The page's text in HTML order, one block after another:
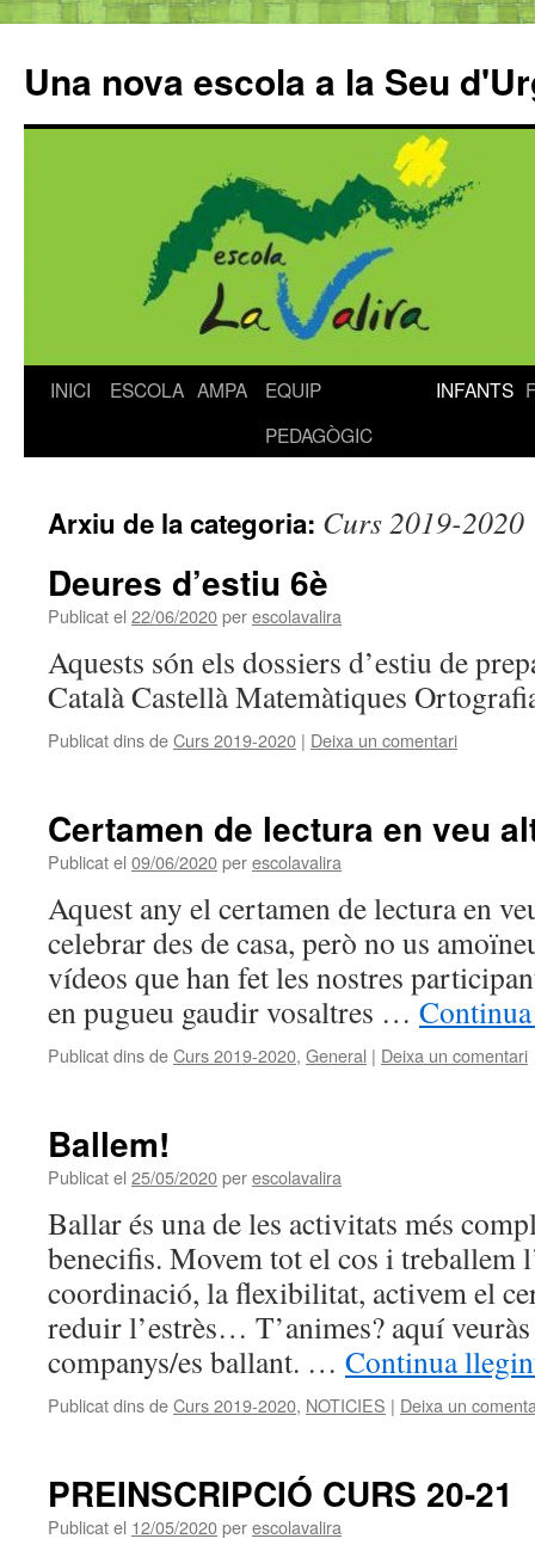
Una nova escola a la Seu
Vés
INICI ESCOLA AMPA
EQUIP
PEDAGÒGIC
INFANTS
Arxiu de la categoria: Curs 2019-2020
Deures d’estiu 6è
Publicat el 22/06/2020perescolavalira
Aquests són els dossiers d’estiu de
Català Castellà Matemàtiques
Publicat dins deCurs 2019-2020 | Deixa un comentari
Certamen de lectura en veu
Publicat el 09/06/2020perescolavalira
Aquest any el certamen de lectura en
celebrar des de casa, però no us
vídeos que han fet les nostres
en pugueu gaudir vosaltres …
Publicat dins deCurs 2019-2020, General | Deixa un comentari
Ballem!
Publicat el 25/05/2020perescolavalira
Ballar és una de les activitats més
benecifis. Movem tot el cos i treballem
coordinació, la flexibilitat, activem el
reduir l’estrès… T’animes? aquí
companys/es ballant. … Continua
Publicat dins deCurs 2019-2020, NOTICIES | Deixa un
PREINSCRIPCIÓ CURS 20-21
Publicat el 12/05/2020perescolavalira